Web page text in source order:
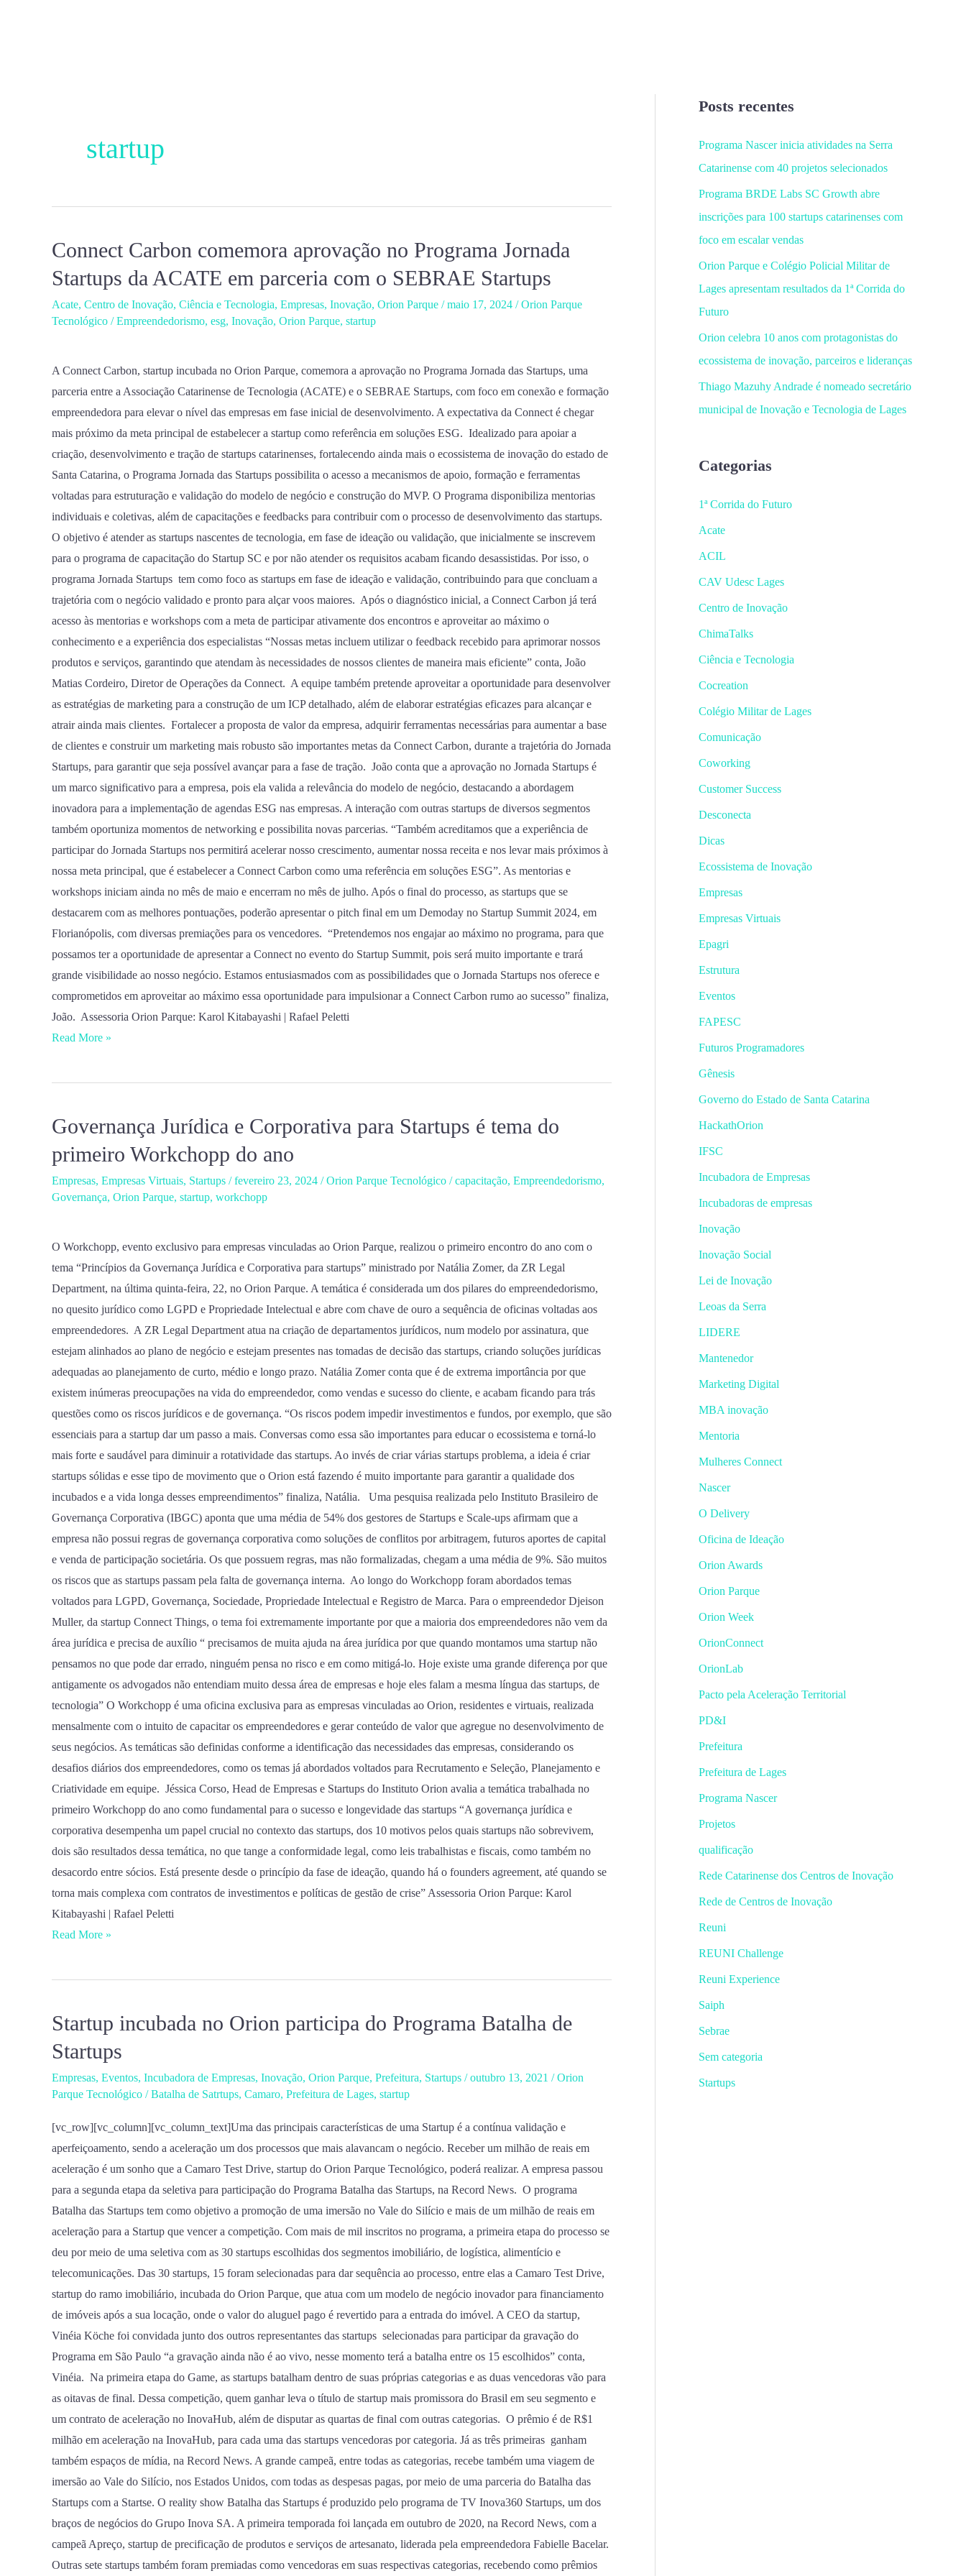
startup
Connect Carbon comemora aprovação no Programa Jornada
Startups da ACATE em parceria com o SEBRAE Startups
Acate, Centro de Inovação, Ciência e Tecnologia, Empresas, Inovação, Orion Parque /maio 17, 2024 /Orion Parque
Tecnológico /Empreendedorismo, esg, Inovação, Orion Parque, startup
A Connect Carbon, startup incubada no Orion Parque, comemora a aprovação no Programa Jornada das Startups, uma
parceria entre a Associação Catarinense de Tecnologia (ACATE) e o SEBRAE Startups, com foco em conexão e formação
empreendedora para elevar o nível das empresas em fase inicial de desenvolvimento. A expectativa da Connect é chegar
mais próximo da meta principal de estabelecer a startup como referência em soluções ESG. Idealizado para apoiar a
criação, desenvolvimento e tração de startups catarinenses, fortalecendo ainda mais o ecossistema de inovação do estado de
Santa Catarina, o Programa Jornada das Startups possibilita o acesso a mecanismos de apoio, formação e ferramentas
voltadas para estruturação e validação do modelo de negócio e construção do MVP. O Programa disponibiliza mentorias
individuais e coletivas, além de capacitações e feedbacks para contribuir com o processo de desenvolvimento das startups.
O objetivo é atender as startups nascentes de tecnologia, em fase de ideação ou validação, que inicialmente se inscrevem
para o programa de capacitação do Startup SC e por não atender os requisitos acabam ficando desassistidas. Por isso, o
programa Jornada Startups tem como foco as startups em fase de ideação e validação, contribuindo para que concluam a
trajetória com o negócio validado e pronto para alçar voos maiores. Após o diagnóstico inicial, a Connect Carbon já terá
acesso às mentorias e workshops com a meta de participar ativamente dos encontros e aproveitar ao máximo o
conhecimento e a experiência dos especialistas “Nossas metas incluem utilizar o feedback recebido para aprimorar nossos
produtos e serviços, garantindo que atendam às necessidades de nossos clientes de maneira mais eficiente” conta, João
Matias Cordeiro, Diretor de Operações da Connect. A equipe também pretende aproveitar a oportunidade para desenvolver
as estratégias de marketing para a construção de um ICP detalhado, além de elaborar estratégias eficazes para alcançar e
atrair ainda mais clientes. Fortalecer a proposta de valor da empresa, adquirir ferramentas necessárias para aumentar a base
de clientes e construir um marketing mais robusto são importantes metas da Connect Carbon, durante a trajetória do Jornada
Startups, para garantir que seja possível avançar para a fase de tração. João conta que a aprovação no Jornada Startups é
um marco significativo para a empresa, pois ela valida a relevância do modelo de negócio, destacando a abordagem
inovadora para a implementação de agendas ESG nas empresas. A interação com outras startups de diversos segmentos
também oportuniza momentos de networking e possibilita novas parcerias. “Também acreditamos que a experiência de
participar do Jornada Startups nos permitirá acelerar nosso crescimento, aumentar nossa receita e nos levar mais próximos à
nossa meta principal, que é estabelecer a Connect Carbon como uma referência em soluções ESG”. As mentorias e
workshops iniciam ainda no mês de maio e encerram no mês de julho. Após o final do processo, as startups que se
destacarem com as melhores pontuações, poderão apresentar o pitch final em um Demoday no Startup Summit 2024, em
Florianópolis, com diversas premiações para os vencedores. “Pretendemos nos engajar ao máximo no programa, para que
possamos ter a oportunidade de apresentar a Connect no evento do Startup Summit, pois será muito importante e trará
grande visibilidade ao nosso negócio. Estamos entusiasmados com as possibilidades que o Jornada Startups nos oferece e
comprometidos em aproveitar ao máximo essa oportunidade para impulsionar a Connect Carbon rumo ao sucesso” finaliza,
João. Assessoria Orion Parque: Karol Kitabayashi | Rafael Peletti
Connect
comemora
aprovação
no
Jornada
Startups
da
ACATE
em
parceria
com
o
SEBRAE
Startups
Read More »
Governança Jurídica e Corporativa para Startups é tema do
primeiro Workchopp do ano
Empresas, Empresas Virtuais, Startups /fevereiro 23, 2024 /Orion Parque Tecnológico /capacitação, Empreendedorismo,
Governança, Orion Parque, startup, workchopp
O Workchopp, evento exclusivo para empresas vinculadas ao Orion Parque, realizou o primeiro encontro do ano com o
tema “Princípios da Governança Jurídica e Corporativa para startups” ministrado por Natália Zomer, da ZR Legal
Department, na última quinta-feira, 22, no Orion Parque. A temática é considerada um dos pilares do empreendedorismo,
no quesito jurídico como LGPD e Propriedade Intelectual e abre com chave de ouro a sequência de oficinas voltadas aos
empreendedores. A ZR Legal Department atua na criação de departamentos jurídicos, num modelo por assinatura, que
estejam alinhados ao plano de negócio e estejam presentes nas tomadas de decisão das startups, criando soluções jurídicas
adequadas ao planejamento de curto, médio e longo prazo. Natália Zomer conta que é de extrema importância por que
existem inúmeras preocupações na vida do empreendedor, como vendas e sucesso do cliente, e acabam ficando para trás
questões como os riscos jurídicos e de governança. “Os riscos podem impedir investimentos e fundos, por exemplo, que são
essenciais para a startup dar um passo a mais. Conversas como essa são importantes para educar o ecossistema e torná-lo
mais forte e saudável para diminuir a rotatividade das startups. Ao invés de criar várias startups problema, a ideia é criar
startups sólidas e esse tipo de movimento que o Orion está fazendo é muito importante para garantir a qualidade dos
incubados e a vida longa desses empreendimentos” finaliza, Natália. Uma pesquisa realizada pelo Instituto Brasileiro de
Governança Corporativa (IBGC) aponta que uma média de 54% dos gestores de Startups e Scale-ups afirmam que a
empresa não possui regras de governança corporativa como soluções de conflitos por arbitragem, futuros aportes de capital
e venda de participação societária. Os que possuem regras, mas não formalizadas, chegam a uma média de 9%. São muitos
os riscos que as startups passam pela falta de governança interna. Ao longo do Workchopp foram abordados temas
voltados para LGPD, Governança, Sociedade, Propriedade Intelectual e Registro de Marca. Para o empreendedor Djeison
Muller, da startup Connect Things, o tema foi extremamente importante por que a maioria dos empreendedores não vem da
área jurídica e precisa de auxílio “ precisamos de muita ajuda na área jurídica por que quando montamos uma startup não
pensamos no que pode dar errado, ninguém pensa no risco e em como mitigá-lo. Hoje existe uma grande diferença por que
antigamente os advogados não entendiam muito dessa área de empresas e hoje eles falam a mesma língua das startups, de
tecnologia” O Workchopp é uma oficina exclusiva para as empresas vinculadas ao Orion, residentes e virtuais, realizada
mensalmente com o intuito de capacitar os empreendedores e gerar conteúdo de valor que agregue no desenvolvimento de
seus negócios. As temáticas são definidas conforme a identificação das necessidades das empresas, considerando os
desafios diários dos empreendedores, como os temas já abordados voltados para Recrutamento e Seleção, Planejamento e
Criatividade em equipe. Jéssica Corso, Head de Empresas e Startups do Instituto Orion avalia a temática trabalhada no
primeiro Workchopp do ano como fundamental para o sucesso e longevidade das startups “A governança jurídica e
corporativa desempenha um papel crucial no contexto das startups, dos 10 motivos pelos quais startups não sobrevivem,
dois são resultados dessa temática, no que tange a conformidade legal, como leis trabalhistas e fiscais, como também no
desacordo entre sócios. Está presente desde o princípio da fase de ideação, quando há o founders agreement, até quando se
torna mais complexa com contratos de investimentos e políticas de gestão de crise” Assessoria Orion Parque: Karol
Kitabayashi | Rafael Peletti
Governança
e
Corporativa
para
é
tema
do
primeiro
Workchopp
do
ano
Read More »
Startup incubada no Orion participa do Programa Batalha de
Startups
Empresas, Eventos, Incubadora de Empresas, Inovação, Orion Parque, Prefeitura, Startups /outubro 13, 2021 /Orion
Parque Tecnológico /Batalha de Satrtups, Camaro, Prefeitura de Lages, startup
[vc_row][vc_column][vc_column_text]Uma das principais características de uma Startup é a contínua validação e
aperfeiçoamento, sendo a aceleração um dos processos que mais alavancam o negócio. Receber um milhão de reais em
aceleração é um sonho que a Camaro Test Drive, startup do Orion Parque Tecnológico, poderá realizar. A empresa passou
para a segunda etapa da seletiva para participação do Programa Batalha das Startups, na Record News. O programa
Batalha das Startups tem como objetivo a promoção de uma imersão no Vale do Silício e mais de um milhão de reais em
aceleração para a Startup que vencer a competição. Com mais de mil inscritos no programa, a primeira etapa do processo se
deu por meio de uma seletiva com as 30 startups escolhidas dos segmentos imobiliário, de logística, alimentício e
telecomunicações. Das 30 startups, 15 foram selecionadas para dar sequência ao processo, entre elas a Camaro Test Drive,
startup do ramo imobiliário, incubada do Orion Parque, que atua com um modelo de negócio inovador para financiamento
de imóveis após a sua locação, onde o valor do aluguel pago é revertido para a entrada do imóvel. A CEO da startup,
Vinéia Köche foi convidada junto dos outros representantes das startups selecionadas para participar da gravação do
Programa em São Paulo “a gravação ainda não é ao vivo, nesse momento terá a batalha entre os 15 escolhidos” conta,
Vinéia. Na primeira etapa do Game, as startups batalham dentro de suas próprias categorias e as duas vencedoras vão para
as oitavas de final. Dessa competição, quem ganhar leva o título de startup mais promissora do Brasil em seu segmento e
um contrato de aceleração no InovaHub, além de disputar as quartas de final com outras categorias. O prêmio é de R$1
milhão em aceleração na InovaHub, para cada uma das startups vencedoras por categoria. Já as três primeiras ganham
também espaços de mídia, na Record News. A grande campeã, entre todas as categorias, recebe também uma viagem de
imersão ao Vale do Silício, nos Estados Unidos, com todas as despesas pagas, por meio de uma parceria do Batalha das
Startups com a Startse. O reality show Batalha das Startups é produzido pelo programa de TV Inova360 Startups, um dos
braços de negócios do Grupo Inova SA. A primeira temporada foi lançada em outubro de 2020, na Record News, com a
campeã Apreço, startup de precificação de produtos e serviços de artesanato, liderada pela empreendedora Fabielle Bacelar.
Outras sete startups também foram premiadas como vencedoras em suas respectivas categorias, recebendo como prêmios
Startup
no
Orion
participa
do
Programa
Batalha
de
Startups
Posts recentes
Programa Nascer inicia atividades na Serra
Catarinense com 40 projetos selecionados
Programa BRDE Labs SC Growth abre
inscrições para 100 startups catarinenses com
foco em escalar vendas
Orion Parque e Colégio Policial Militar de
Lages apresentam resultados da 1ª Corrida do
Futuro
Orion celebra 10 anos com protagonistas do
ecossistema de inovação, parceiros e lideranças
Thiago Mazuhy Andrade é nomeado secretário
municipal de Inovação e Tecnologia de Lages
Categorias
1ª Corrida do Futuro
Acate
ACIL
CAV Udesc Lages
Centro de Inovação
ChimaTalks
Ciência e Tecnologia
Cocreation
Colégio Militar de Lages
Comunicação
Coworking
Customer Success
Desconecta
Dicas
Ecossistema de Inovação
Empresas
Empresas Virtuais
Epagri
Estrutura
Eventos
FAPESC
Futuros Programadores
Gênesis
Governo do Estado de Santa Catarina
HackathOrion
IFSC
Incubadora de Empresas
Incubadoras de empresas
Inovação
Inovação Social
Lei de Inovação
Leoas da Serra
LIDERE
Mantenedor
Marketing Digital
MBA inovação
Mentoria
Mulheres Connect
Nascer
O Delivery
Oficina de Ideação
Orion Awards
Orion Parque
Orion Week
OrionConnect
OrionLab
Pacto pela Aceleração Territorial
PD&I
Prefeitura
Prefeitura de Lages
Programa Nascer
Projetos
qualificação
Rede Catarinense dos Centros de Inovação
Rede de Centros de Inovação
Reuni
REUNI Challenge
Reuni Experience
Saiph
Sebrae
Sem categoria
Startups